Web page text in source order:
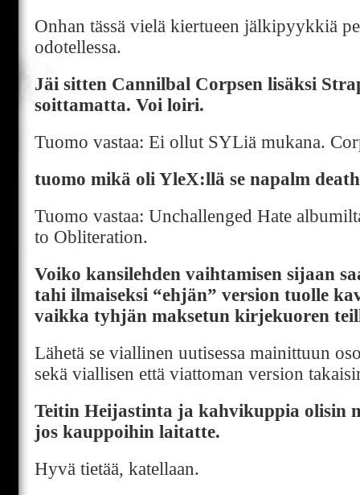
Onhan tässä vielä kiertueen jälkipyykkiä
odotellessa.
Jäi sitten Cannilbal Corpsen lisäksi
soittamatta. Voi loiri.
Tuomo vastaa: Ei ollut SYLiä mukana.
tuomo mikä oli YleX:llä se napalm
Tuomo vastaa: Unchallenged Hate
to Obliteration.
Voiko kansilehden vaihtamisen sijaan
tahi ilmaiseksi “ehjän” version tuolle
vaikka tyhjän maksetun kirjekuoren
Lähetä se viallinen uutisessa mainittuun
sekä viallisen että viattoman version
Teitin Heijastinta ja kahvikuppia olisin
jos kauppoihin laitatte.
Hyvä tietää, katellaan.